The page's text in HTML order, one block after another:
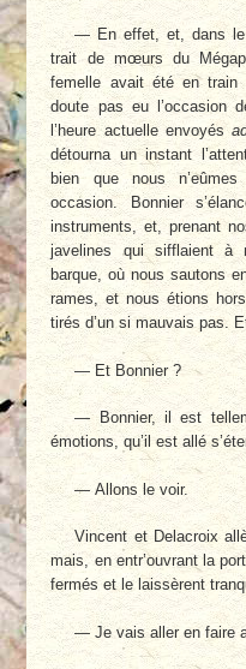
— En effet, et, dans le
trait de mœurs du
femelle avait été en train
doute pas eu l’occasion
l’heure actuelle envoyés
détourna un instant
bien que nous
occasion. Bonnier
instruments, et, prenant
javelines qui sifflaient à
barque, où nous sautons
rames, et nous étions
tirés d’un si mauvais pas.
— Et Bonnier ?
— Bonnier, il est
émotions, qu’il est allé
— Allons le voir.
Vincent et Delacroix
mais, en entr’ouvrant la
fermés et le laissèrent
— Je vais aller en faire